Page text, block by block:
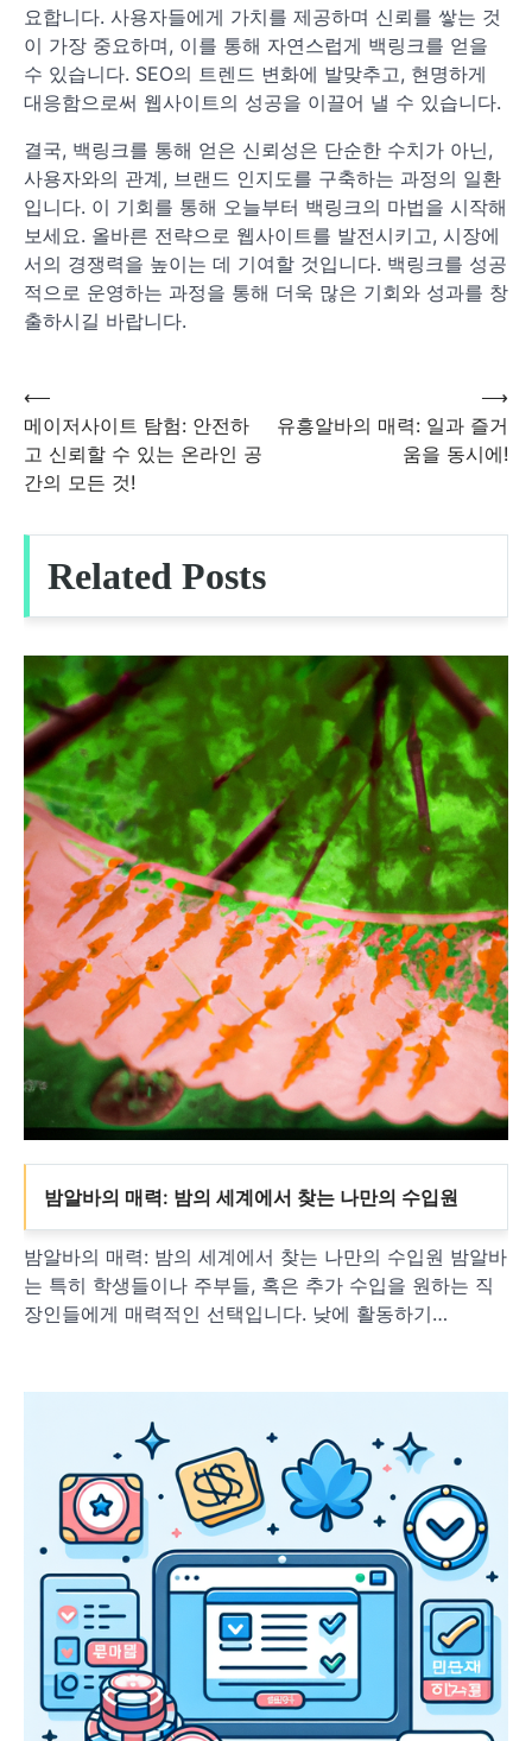
요합니다. 사용자들에게 가치를 제공하며 신뢰를 쌓는 것
이 가장 중요하며, 이를 통해 자연스럽게 백링크를 얻을
수 있습니다. SEO의 트렌드 변화에 발맞추고, 현명하게
대응함으로써 웹사이트의 성공을 이끌어 낼 수 있습니다.
결국, 백링크를 통해 얻은 신뢰성은 단순한 수치가 아닌,
사용자와의 관계, 브랜드 인지도를 구축하는 과정의 일환
입니다. 이 기회를 통해 오늘부터 백링크의 마법을 시작해
보세요. 올바른 전략으로 웹사이트를 발전시키고, 시장에
서의 경쟁력을 높이는 데 기여할 것입니다. 백링크를 성공
적으로 운영하는 과정을 통해 더욱 많은 기회와 성과를 창
출하시길 바랍니다.
글
탐
색
⟵
메이저사이트 탐험: 안전하
고 신뢰할 수 있는 온라인 공
간의 모든 것!
유흥알바의 매력: 일과 즐거
움을 동시에!
⟶
Related Posts
밤알바의 매력: 밤의 세계에서 찾는 나만의 수입원
밤알바의 매력: 밤의 세계에서 찾는 나만의 수입원 밤알바
는 특히 학생들이나 주부들, 혹은 추가 수입을 원하는 직
장인들에게 매력적인 선택입니다. 낮에 활동하기…